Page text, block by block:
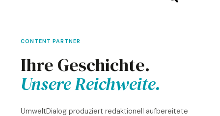
CONTENT PARTNER
Ihre Geschichte.
Unsere Reichweite.
UmweltDialog produziert redaktionell aufbereitete